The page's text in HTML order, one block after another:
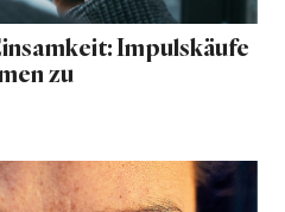
Impulskäufe
zu